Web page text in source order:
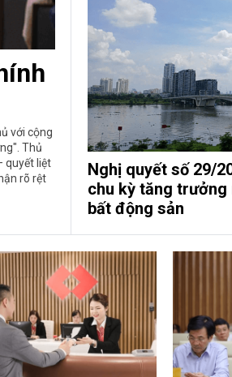
với cộng
Thủ
quyết liệt
rõ rệt
Nghị quyết số 29/
chu kỳ tăng
bất động sản